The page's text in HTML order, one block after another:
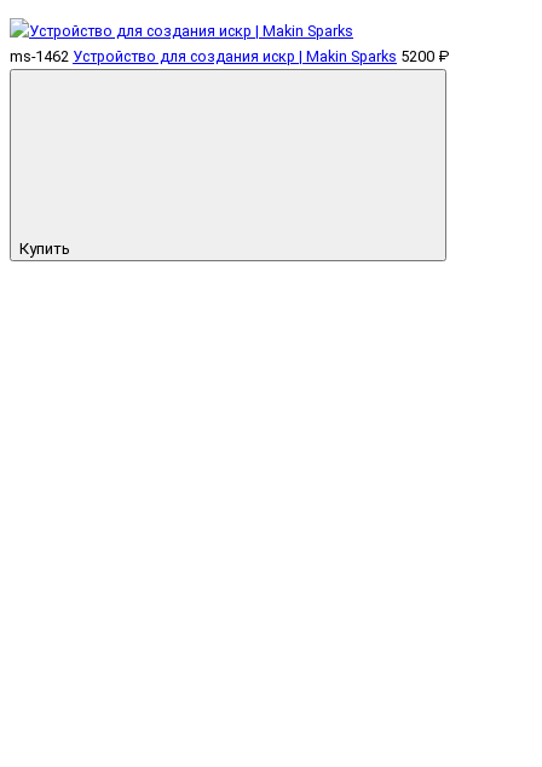
ms-1462 Устройство для создания искр | Makin Sparks 5200 ₽
Купить